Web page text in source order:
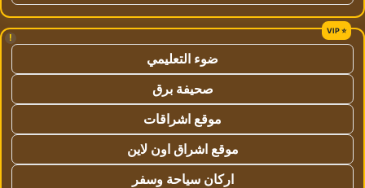
!
ضوء التعليمي
صحيفة برق
موقع اشراقات
موقع اشراق اون لاين
اركان سياحة وسفر